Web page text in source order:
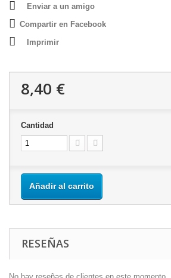
Enviar a un amigo
Compartir en Facebook
Imprimir
8,40 €
Cantidad
Añadir al carrito
RESEÑAS